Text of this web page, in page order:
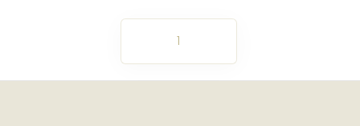
1